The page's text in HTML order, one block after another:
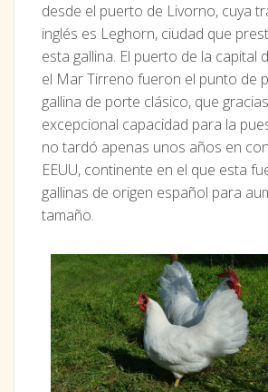
desde el puerto de Livorno, cuya
inglés es Leghorn, ciudad que
esta gallina. El puerto de la capital
el Mar Tirreno fueron el punto de
gallina de porte clásico, que
excepcional capacidad para la
no tardó apenas unos años en
EEUU, continente en el que esta
gallinas de origen español para
tamaño.